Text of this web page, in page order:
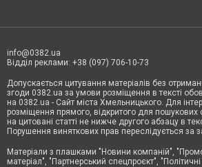
info@0382.ua
Відділ реклами: +38 (097) 706-10-73
Допускається цитування матеріалів без
згоди 0382.ua за умови розміщення в тексті
на 0382.ua - Сайт міста Хмельницького. Для
розміщення прямого, відкритого для пошукових
на цитовані статті не нижче другого абзацу в
Порушення виняткових прав переслідується за
Матеріали з плашками "Новини компаній",
матеріал", "Партнерський спецпроєкт",